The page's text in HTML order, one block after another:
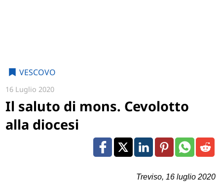
VESCOVO
16 Luglio 2020
Il saluto di mons. Cevolotto
alla diocesi
Treviso, 16 luglio 2020